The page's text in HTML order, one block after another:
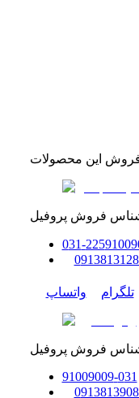
این محصولات
فروش پروفیل
225
-
031
0
تلگرام واتساپ
فروش پروفیل
91009009-031
0